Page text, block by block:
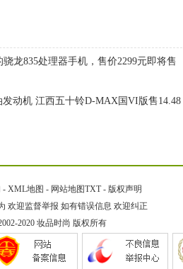
骁龙835处理器手机，售价2299元即将售
发动机 江西五十铃D-MAX国VI版售14.48
- XML地图 - 网站地图TXT- 版权声明
欢迎监督举报 如有错误信息 欢迎纠正
2020 妆品时尚 版权所有